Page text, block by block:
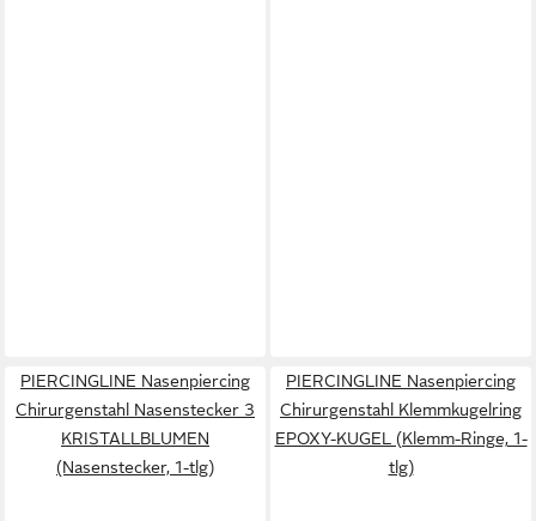
PIERCINGLINE Nasenpiercing
Chirurgenstahl Nasenstecker 3
KRISTALLBLUMEN
(Nasenstecker, 1-tlg)
PIERCINGLINE Nasenpiercing
Chirurgenstahl Klemmkugelring
EPOXY-KUGEL (Klemm-Ringe, 1-
tlg)